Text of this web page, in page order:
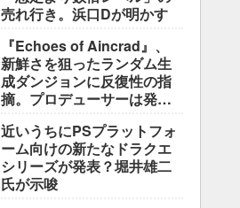
売れ行き。浜口Dが明かす
『Echoes of Aincrad』、
新鮮さを狙ったランダム生
成ダンジョンに反復性の指
摘。プロデューサーは発売
近いうちにPSプラットフォ
ーム向けの新たなドラクエ
シリーズが発表？堀井雄二
氏が示唆